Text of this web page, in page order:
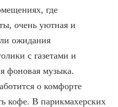
где
очень уютная и
ожидания
с газетами и
фоновая музыка.
о комфорте
кофе. В парикмахерских